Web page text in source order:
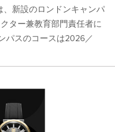
、新設のロンドンキャンパ
ター兼教育部門責任者に
パスのコースは2026／